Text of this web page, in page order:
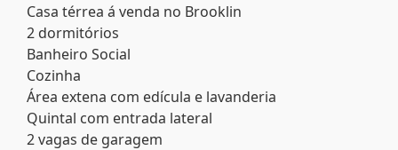
Casa térrea á venda no Brooklin
2 dormitórios
Banheiro Social
Cozinha
Área extena com edícula e lavanderia
Quintal com entrada lateral
2 vagas de garagem